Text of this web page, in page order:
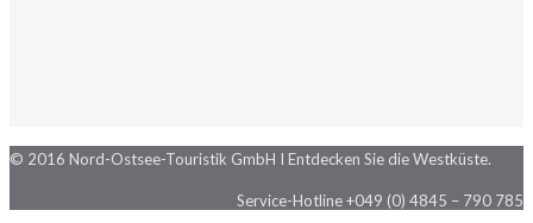
© 2016 Nord-Ostsee-Touristik GmbH I Entdecken Sie die Westküste.
Service-Hotline +049 (0) 4845 – 790 785